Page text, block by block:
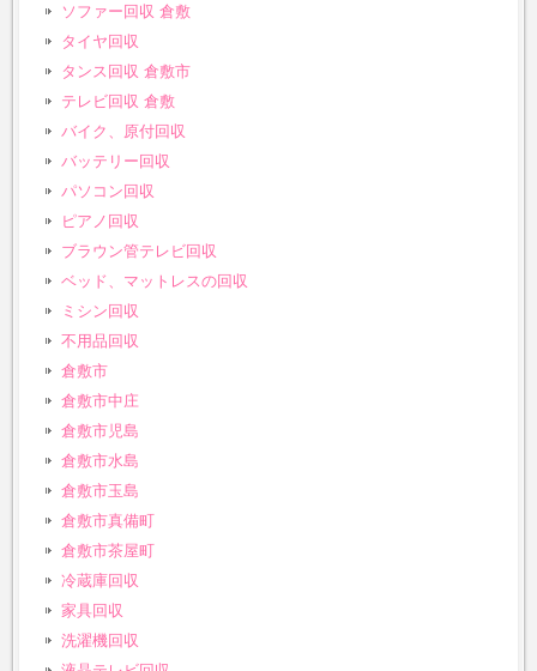
ソファー回収 倉敷
タイヤ回収
タンス回収 倉敷市
テレビ回収 倉敷
バイク、原付回収
バッテリー回収
パソコン回収
ピアノ回収
ブラウン管テレビ回収
ベッド、マットレスの回収
ミシン回収
不用品回収
倉敷市
倉敷市中庄
倉敷市児島
倉敷市水島
倉敷市玉島
倉敷市真備町
倉敷市茶屋町
冷蔵庫回収
家具回収
洗濯機回収